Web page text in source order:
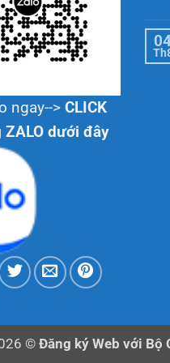
ngay--> CLICK
dưới đây
© Đăng ký Web với Bộ